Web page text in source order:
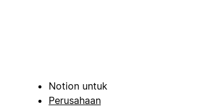
Notion untuk
Perusahaan